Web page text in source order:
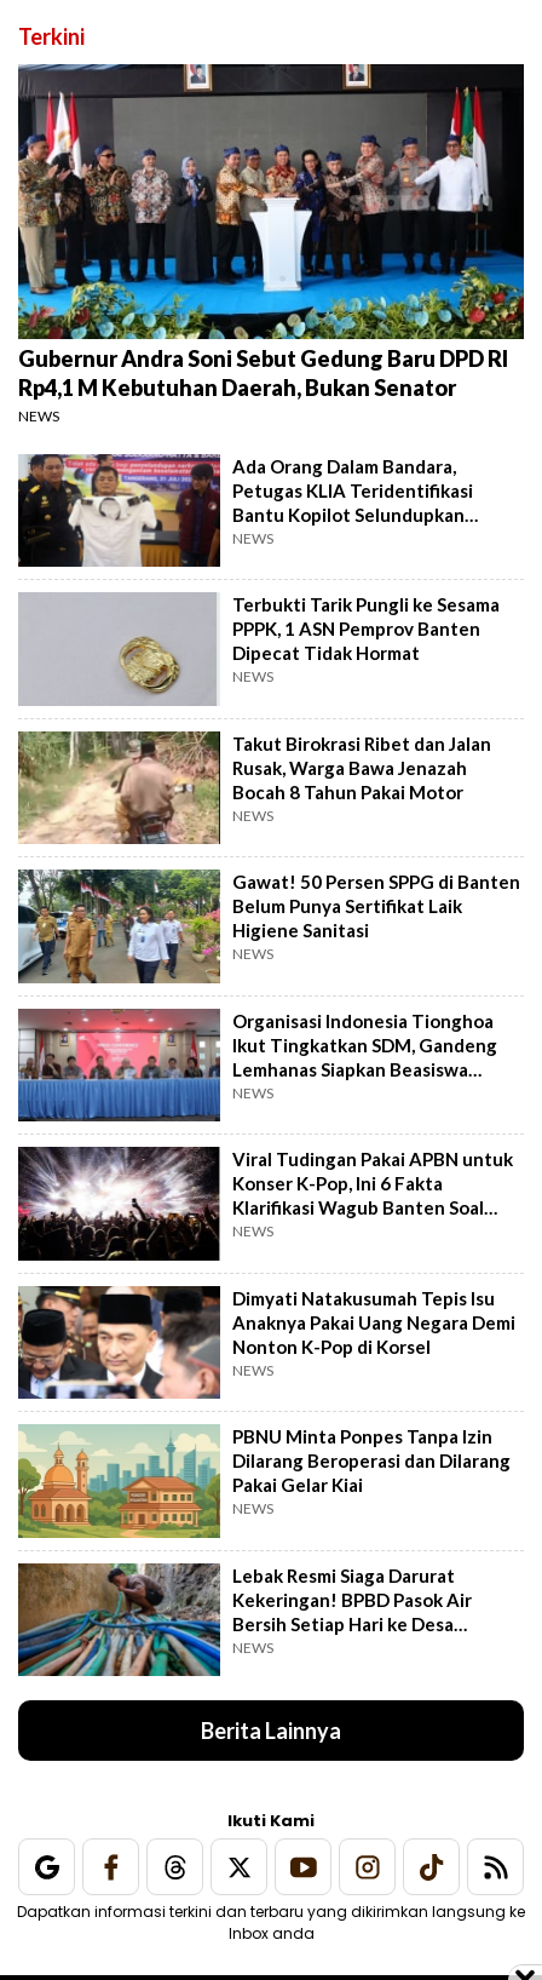
Terkini
Gubernur Andra Soni Sebut Gedung Baru DPD RI
Rp4,1 M Kebutuhan Daerah, Bukan Senator
NEWS
Ada Orang Dalam Bandara,
Petugas KLIA Teridentifikasi
Bantu Kopilot Selundupkan
Ekstasi ke Indonesia
NEWS
Terbukti Tarik Pungli ke Sesama
PPPK, 1 ASN Pemprov Banten
Dipecat Tidak Hormat
NEWS
Takut Birokrasi Ribet dan Jalan
Rusak, Warga Bawa Jenazah
Bocah 8 Tahun Pakai Motor
NEWS
Gawat! 50 Persen SPPG di Banten
Belum Punya Sertifikat Laik
Higiene Sanitasi
NEWS
Organisasi Indonesia Tionghoa
Ikut Tingkatkan SDM, Gandeng
Lemhanas Siapkan Beasiswa
Hingga S3
NEWS
Viral Tudingan Pakai APBN untuk
Konser K-Pop, Ini 6 Fakta
Klarifikasi Wagub Banten Soal
Putrinya
NEWS
Dimyati Natakusumah Tepis Isu
Anaknya Pakai Uang Negara Demi
Nonton K-Pop di Korsel
NEWS
PBNU Minta Ponpes Tanpa Izin
Dilarang Beroperasi dan Dilarang
Pakai Gelar Kiai
NEWS
Lebak Resmi Siaga Darurat
Kekeringan! BPBD Pasok Air
Bersih Setiap Hari ke Desa
Pelosok
NEWS
Berita Lainnya
Ikuti Kami
Dapatkan informasi terkini dan terbaru yang dikirimkan langsung ke
Inbox anda